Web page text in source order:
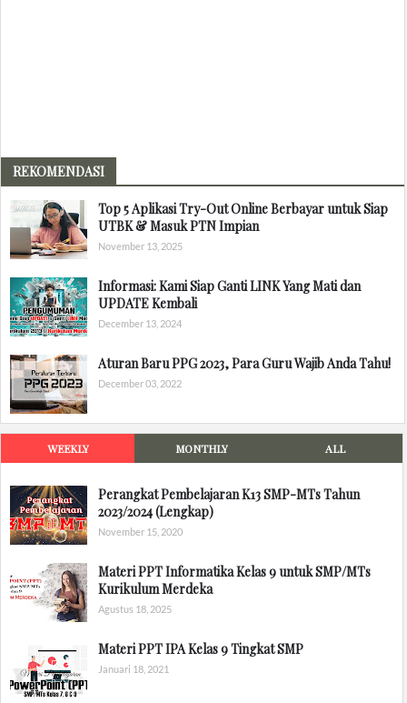
REKOMENDASI
Top 5 Aplikasi Try-Out Online Berbayar untuk Siap
UTBK & Masuk PTN Impian
November 13, 2025
Informasi: Kami Siap Ganti LINK Yang Mati dan
UPDATE Kembali
December 13, 2024
Aturan Baru PPG 2023, Para Guru Wajib Anda Tahu!
December 03, 2022
WEEKLY MONTHLY ALL
Perangkat Pembelajaran K13 SMP-MTs Tahun
2023/2024 (Lengkap)
November 15, 2020
Materi PPT Informatika Kelas 9 untuk SMP/MTs
Kurikulum Merdeka
Agustus 18, 2025
Materi PPT IPA Kelas 9 Tingkat SMP
Januari 18, 2021